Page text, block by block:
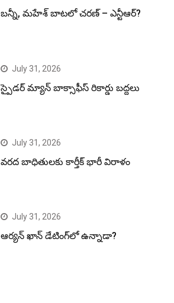
బన్నీ, మహేశ్ బాటలో చరణ్ – ఎన్టీఆర్?
July 31, 2026
స్పైడర్ మ్యాన్ బాక్సాఫీస్ రికార్డు బద్దలు
July 31, 2026
వరద బాధితులకు కార్తీక్ భారీ విరాళం
July 31, 2026
ఆర్యన్ ఖాన్ డేటింగ్‌లో ఉన్నాడా?